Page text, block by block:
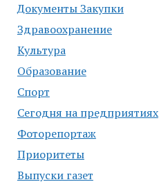
Документы Закупки
Здравоохранение
Культура
Образование
Спорт
Сегодня на предприятиях
Фоторепортаж
Приоритеты
Выпуски газет